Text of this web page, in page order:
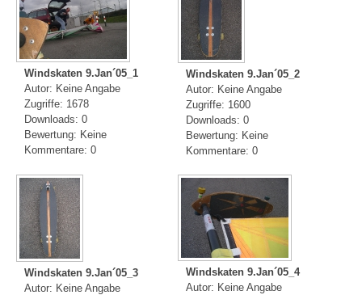
Windskaten 9.Jan´05_1
Autor: Keine Angabe
Zugriffe: 1678
Downloads: 0
Bewertung: Keine
Kommentare: 0
Windskaten 9.Jan´05_2
Autor: Keine Angabe
Zugriffe: 1600
Downloads: 0
Bewertung: Keine
Kommentare: 0
Windskaten 9.Jan´05_3
Autor: Keine Angabe
Windskaten 9.Jan´05_4
Autor: Keine Angabe